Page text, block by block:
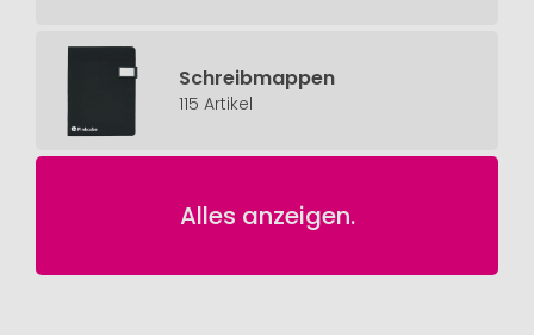
Schreibmappen
115 Artikel
Alles anzeigen.